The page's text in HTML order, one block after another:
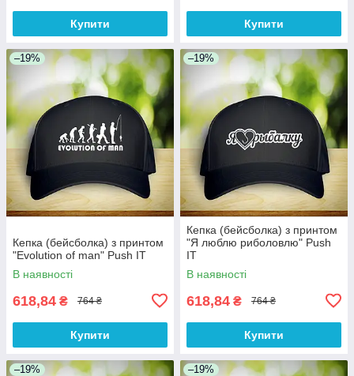
Купити Купити
–19%
Кепка (бейсболка) з принтом
"Evolution of man" Push IT
В наявності
618,84 ₴ 764 ₴
Купити
–19%
Кепка (бейсболка) з принтом
"Я люблю риболовлю" Push
IT
В наявності
618,84 ₴ 764 ₴
Купити
–19% –19%